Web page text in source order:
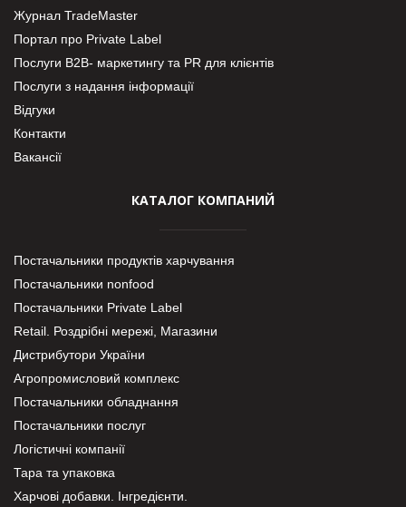
Журнал TradeMaster
Портал про Private Label
Послуги В2В- маркетингу та PR для клієнтів
Послуги з надання інформації
Відгуки
Контакти
Вакансії
КАТАЛОГ КОМПАНИЙ
Постачальники продуктів харчування
Постачальники nonfood
Постачальники Private Label
Retail. Роздрібні мережі, Магазини
Дистрибутори України
Агропромисловий комплекс
Постачальники обладнання
Постачальники послуг
Логістичні компанії
Тара та упаковка
Харчові добавки. Інгредієнти.